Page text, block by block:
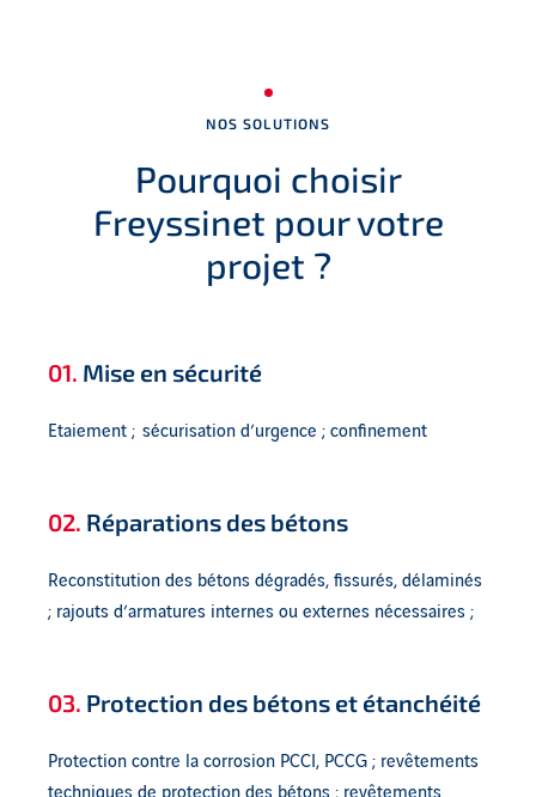
NOS SOLUTIONS
Pourquoi choisir
Freyssinet pour votre
projet ?
01. Mise en sécurité
Etaiement ; sécurisation d’urgence ; confinement
02. Réparations des bétons
Reconstitution des bétons dégradés, fissurés, délaminés
; rajouts d’armatures internes ou externes nécessaires ;
03. Protection des bétons et étanchéité
Protection contre la corrosion PCCI, PCCG ; revêtements
techniques de protection des bétons ; revêtements